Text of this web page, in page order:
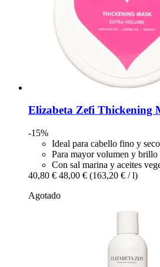
Elizabeta Zefi Thickening
-15%
Ideal para cabello fino y seco
Para mayor volumen y brillo
Con sal marina y aceites
40,80 € 48,00 € (163,20 € / l)
Agotado